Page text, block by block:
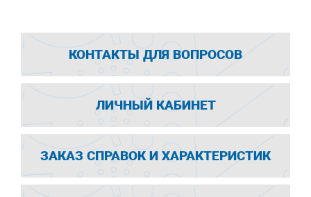
КОНТАКТЫ ДЛЯ ВОПРОСОВ
ЛИЧНЫЙ КАБИНЕТ
ЗАКАЗ СПРАВОК И ХАРАКТЕРИСТИК